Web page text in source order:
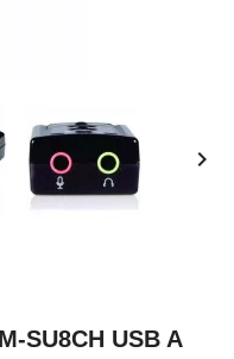

SU8CH USB A